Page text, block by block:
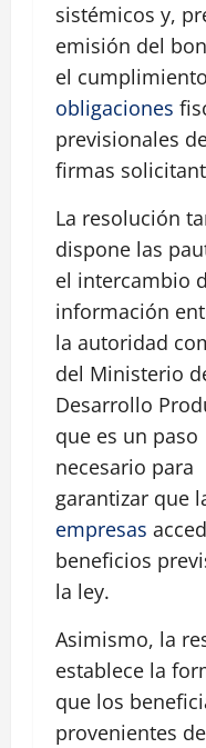
sistémicos y,
emisión del
el
obligaciones
previsionales
firmas
La resolución
dispone las
el intercambio
información
la autoridad
del Ministerio
Desarrollo
que es un paso
necesario para
garantizar que
empresas
beneficios
la ley.
Asimismo, la
establece la
que los
provenientes